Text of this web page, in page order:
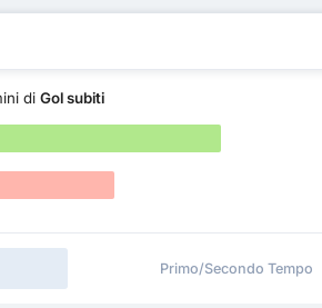
diGol subiti
Primo/Secondo Tempo